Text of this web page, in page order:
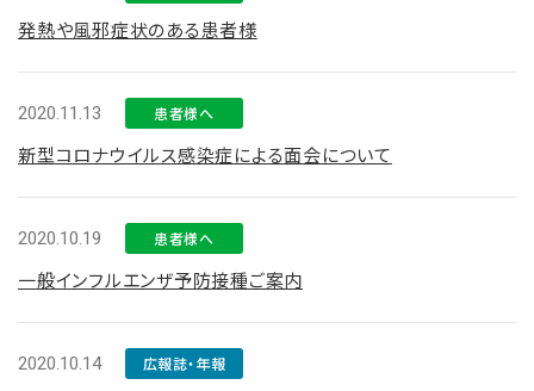
発熱や風邪症状のある患者様
2020.11.13 患者様へ
新型コロナウイルス感染症による面会について
2020.10.19 患者様へ
一般インフルエンザ予防接種ご案内
2020.10.14 広報誌・年報